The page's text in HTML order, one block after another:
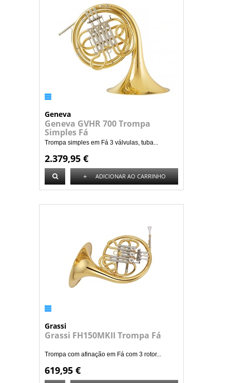
Geneva
Geneva GVHR 700 Trompa
Simples Fá
Trompa simples em Fá 3 válvulas, tuba...
2.379,95 €
+ ADICIONAR AO CARRINHO
Grassi
Grassi FH150MKII Trompa Fá
Trompa com afinação em Fá com 3 rotor...
619,95 €